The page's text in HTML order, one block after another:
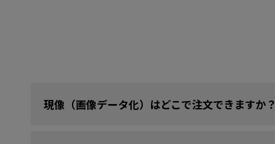
現像（画像データ化）はどこで注文できますか？